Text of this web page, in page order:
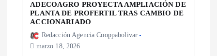
ADECOAGRO PROYECTA AMPLIACIÓN DE
PLANTA DE PROFERTIL TRAS CAMBIO DE
ACCIONARIADO
Redacción Agencia Cooppabolivar
marzo 18, 2026